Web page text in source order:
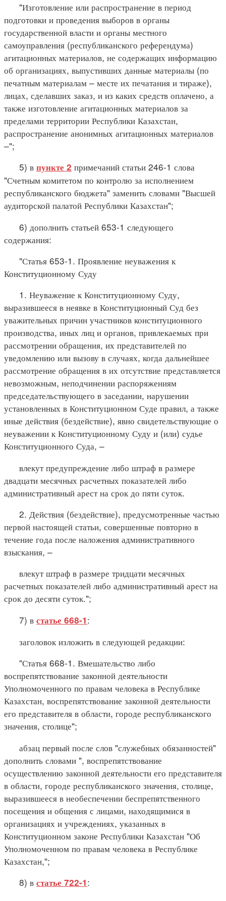
"Изготовление или распространение в период
подготовки и проведения выборов в органы
государственной власти и органы местного
самоуправления (республиканского референдума)
агитационных материалов, не содержащих информацию
об организациях, выпустивших данные материалы (по
печатным материалам – месте их печатания и тираже),
лицах, сделавших заказ, и из каких средств оплачено, а
также изготовление агитационных материалов за
пределами территории Республики Казахстан,
распространение анонимных агитационных материалов
–";
5) в пункте 2 примечаний статьи 246-1 слова
"Счетным комитетом по контролю за исполнением
республиканского бюджета" заменить словами "Высшей
аудиторской палатой Республики Казахстан";
6) дополнить статьей 653-1 следующего
содержания:
"Статья 653-1. Проявление неуважения к
Конституционному Суду
1. Неуважение к Конституционному Суду,
выразившееся в неявке в Конституционный Суд без
уважительных причин участников конституционного
производства, иных лиц и органов, привлекаемых при
рассмотрении обращения, их представителей по
уведомлению или вызову в случаях, когда дальнейшее
рассмотрение обращения в их отсутствие представляется
невозможным, неподчинении распоряжениям
председательствующего в заседании, нарушении
установленных в Конституционном Суде правил, а также
иные действия (бездействие), явно свидетельствующие о
неуважении к Конституционному Суду и (или) судье
Конституционного Суда, –
влекут предупреждение либо штраф в размере
двадцати месячных расчетных показателей либо
административный арест на срок до пяти суток.
2. Действия (бездействие), предусмотренные частью
первой настоящей статьи, совершенные повторно в
течение года после наложения административного
взыскания, –
влекут штраф в размере тридцати месячных
расчетных показателей либо административный арест на
срок до десяти суток.";
7) в статье 668-1:
заголовок изложить в следующей редакции:
"Статья 668-1. Вмешательство либо
воспрепятствование законной деятельности
Уполномоченного по правам человека в Республике
Казахстан, воспрепятствование законной деятельности
его представителя в области, городе республиканского
значения, столице";
абзац первый после слов "служебных обязанностей"
дополнить словами ", воспрепятствование
осуществлению законной деятельности его представителя
в области, городе республиканского значения, столице,
выразившееся в необеспечении беспрепятственного
посещения и общения с лицами, находящимися в
организациях и учреждениях, указанных в
Конституционном законе Республики Казахстан "Об
Уполномоченном по правам человека в Республике
Казахстан,";
8) в статье 722-1: